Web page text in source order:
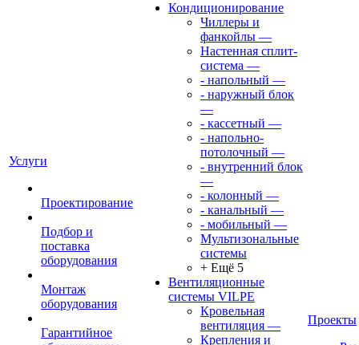
Услуги
Проектирование
Подбор и
поставка
оборудования
Монтаж
оборудования
Гарантийное
Кондиционирование
Чиллеры и
фанкойлы —
Настенная сплит-
система —
- напольный —
- наружный блок
—
- кассетный —
- напольно-
потолочный —
- внутренний блок
—
- колонный —
- канальный —
- мобильный —
Мультизональные
системы
+ Ещё 5
Вентиляционные
системы VILPE
Кровельная
вентиляция —
Крепления и
Проекты